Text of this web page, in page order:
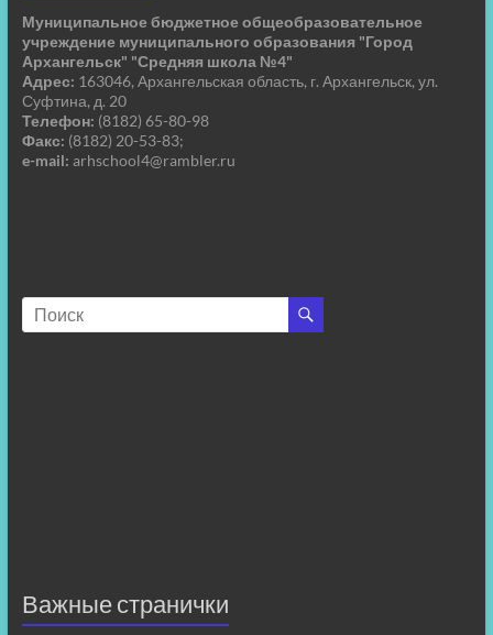
Муниципальное бюджетное общеобразовательное
учреждение муниципального образования "Город
Архангельск" "Средняя школа №4"
Адрес: 163046, Архангельская область, г. Архангельск, ул.
Суфтина, д. 20
Телефон: (8182) 65-80-98
Факс: (8182) 20-53-83;
e-mail: arhschool4@rambler.ru
Важные странички